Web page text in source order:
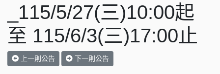
_115/5/27(三)10:00起
至 115/6/3(三)17:00止
上一則公告 下一則公告